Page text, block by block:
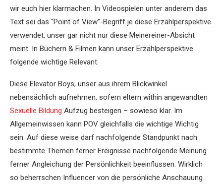
wir euch hier klarmachen. In Videospielen unter anderem das
Text sei das “Point of View”-Begriff je diese Erzählperspektive
verwendet, unser gar nicht nur diese Meinereiner-Absicht
meint. In Büchern & Filmen kann unser Erzählperspektive
folgende wichtige Relevant.
Diese Elevator Boys, unser aus ihrem Blickwinkel
nebensächlich aufnehmen, sofern eltern within angewandten
Sexuelle Bildung Aufzug besteigen – sowieso klar. Im
Allgemeinwissen kann POV gleichfalls die wichtige Wichtig
sein. Auf diese weise darf nachfolgende Standpunkt nach
bestimmte Themen ferner Ereignisse nachfolgende Meinung
ferner Angleichung der Persönlichkeit beeinflussen. Wirklich
so beherrschen Influencer von die persönliche Anschauung